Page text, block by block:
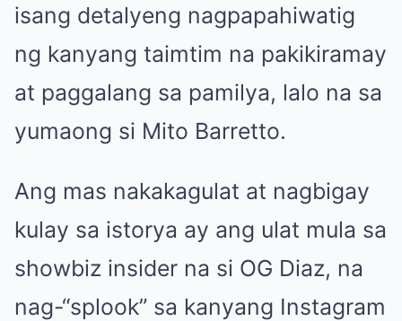
isang detalyeng nagpapahiwatig
ng kanyang taimtim na pakikiramay
at paggalang sa pamilya, lalo na sa
yumaong si Mito Barretto.
Ang mas nakakagulat at nagbigay
kulay sa istorya ay ang ulat mula sa
showbiz insider na si OG Diaz, na
nag-“splook” sa kanyang Instagram